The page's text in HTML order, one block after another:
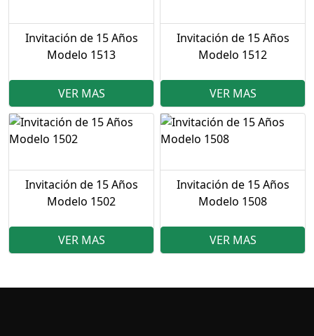
Invitación de 15 Años
Modelo 1513
VER MAS
Invitación de 15 Años
Modelo 1512
VER MAS
Invitación de 15 Años
Modelo 1502
VER MAS
Invitación de 15 Años
Modelo 1508
VER MAS